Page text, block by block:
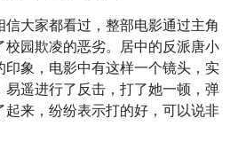
信大家都看过，整部电影通过主角
园欺凌的恶劣。居中的反派唐小
象，电影中有这样一个镜头，实
遥进行了反击，打了她一顿，弹
来，纷纷表示打的好，可以说非